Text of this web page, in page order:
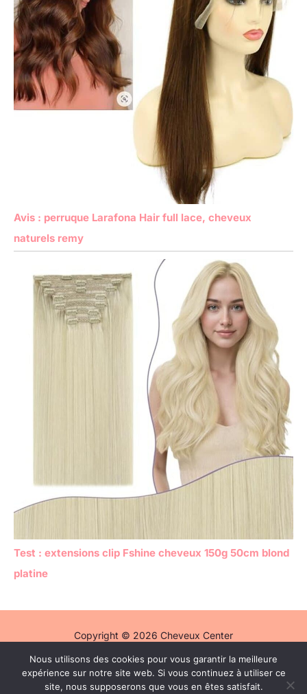
Avis : perruque Larafona Hair full lace, cheveux
naturels remy
Test : extensions clip Fshine cheveux 150g 50cm blond
platine
Copyright © 2026 Cheveux Center
Politique de confidentialité
Mentions légales
Nous utilisons des cookies pour vous garantir la meilleure
expérience sur notre site web. Si vous continuez à utiliser ce
site, nous supposerons que vous en êtes satisfait.